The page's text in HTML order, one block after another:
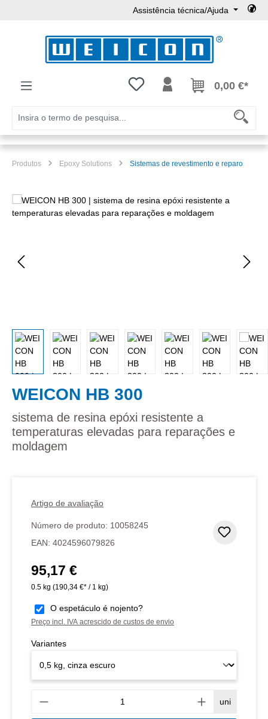
Assistência técnica/Ajuda
Tem 0 itens da lista de desejos
0,00 €*
Produtos Epoxy Solutions Sistemas de revestimento e reparo
Ignorar galeria de imagens
WEICON HB 300
sistema de resina epóxi resistente a
temperaturas elevadas para reparações e
moldagem
Artigo de avaliação
Número de produto: 10058245
EAN: 4024596079826
Preço normal:
95,17 €
0.5 kg (190,34 €* / 1 kg)
O espetáculo é nojento?
Preço incl. IVA acrescido de custos de envio
Variantes
uni